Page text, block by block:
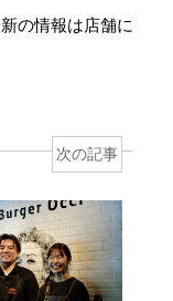
の情報は店舗に
次の記事